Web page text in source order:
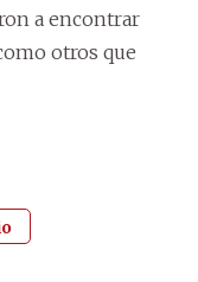
a encontrar
otros que